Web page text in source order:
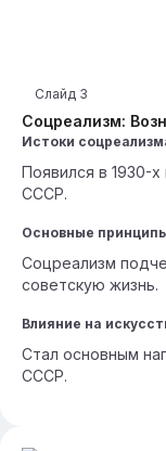
Соцреализм:
Слайд 3
Истоки
Появился в 1930-
СССР.
Основные
Соцреализм
советскую жизнь.
Влияние на
Стал основным
СССР.